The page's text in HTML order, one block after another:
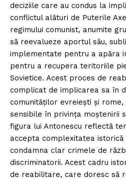
deciziile care au condus la
conflictul alături de Puterile
regimului comunist, anumite
să reevalueze aportul său,
implementate pentru a apăra
pentru a recupera teritoriile
Sovietice. Acest proces de
complicat de implicarea sa în
comunităților evreiești și
sensibile în privința moștenirii
figura lui Antonescu reflectă
accepta complexitatea istorică
condamna clar crimele de
discriminatorii. Acest cadru
de reabilitare, care doresc să